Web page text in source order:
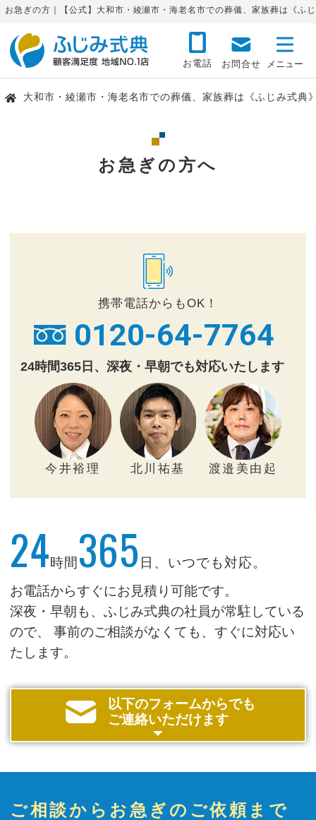
お急ぎの方｜【公式】大和市・綾瀬市・海老名市での葬儀、家族葬は《ふ
お電話 お問合せ
大和市・綾瀬市・海老名市での葬儀、家族葬は《ふじみ式典
お急ぎの方へ
携帯電話からもOK！
0120-64-7764
24時間365日、深夜・早朝でも対応いたします
今井裕理 北川祐基 渡邉美由起
24時間 365 日、いつでも対応。
お電話からすぐにお見積り可能です。
深夜・早朝も、ふじみ式典の社員が常駐している
ので、
事前のご相談がなくても、すぐに対応い
たします。
以下のフォームからでも
ご連絡いただけます
ご相談からお急ぎのご依頼まで